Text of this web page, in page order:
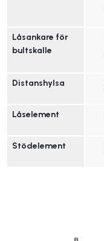
Låsankare för
bultskalle
Distanshylsa
Låselement
Stödelement